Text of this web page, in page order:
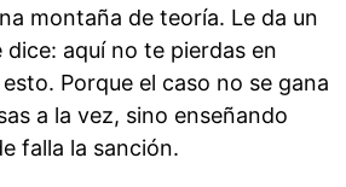
montaña de teoría. Le da un
aquí no te pierdas en
Porque el caso no se gana
a la vez, sino enseñando
falla la sanción.